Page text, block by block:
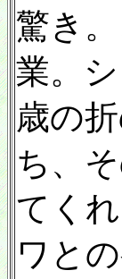
驚き
業。
歳の
ち、
てく
ワと